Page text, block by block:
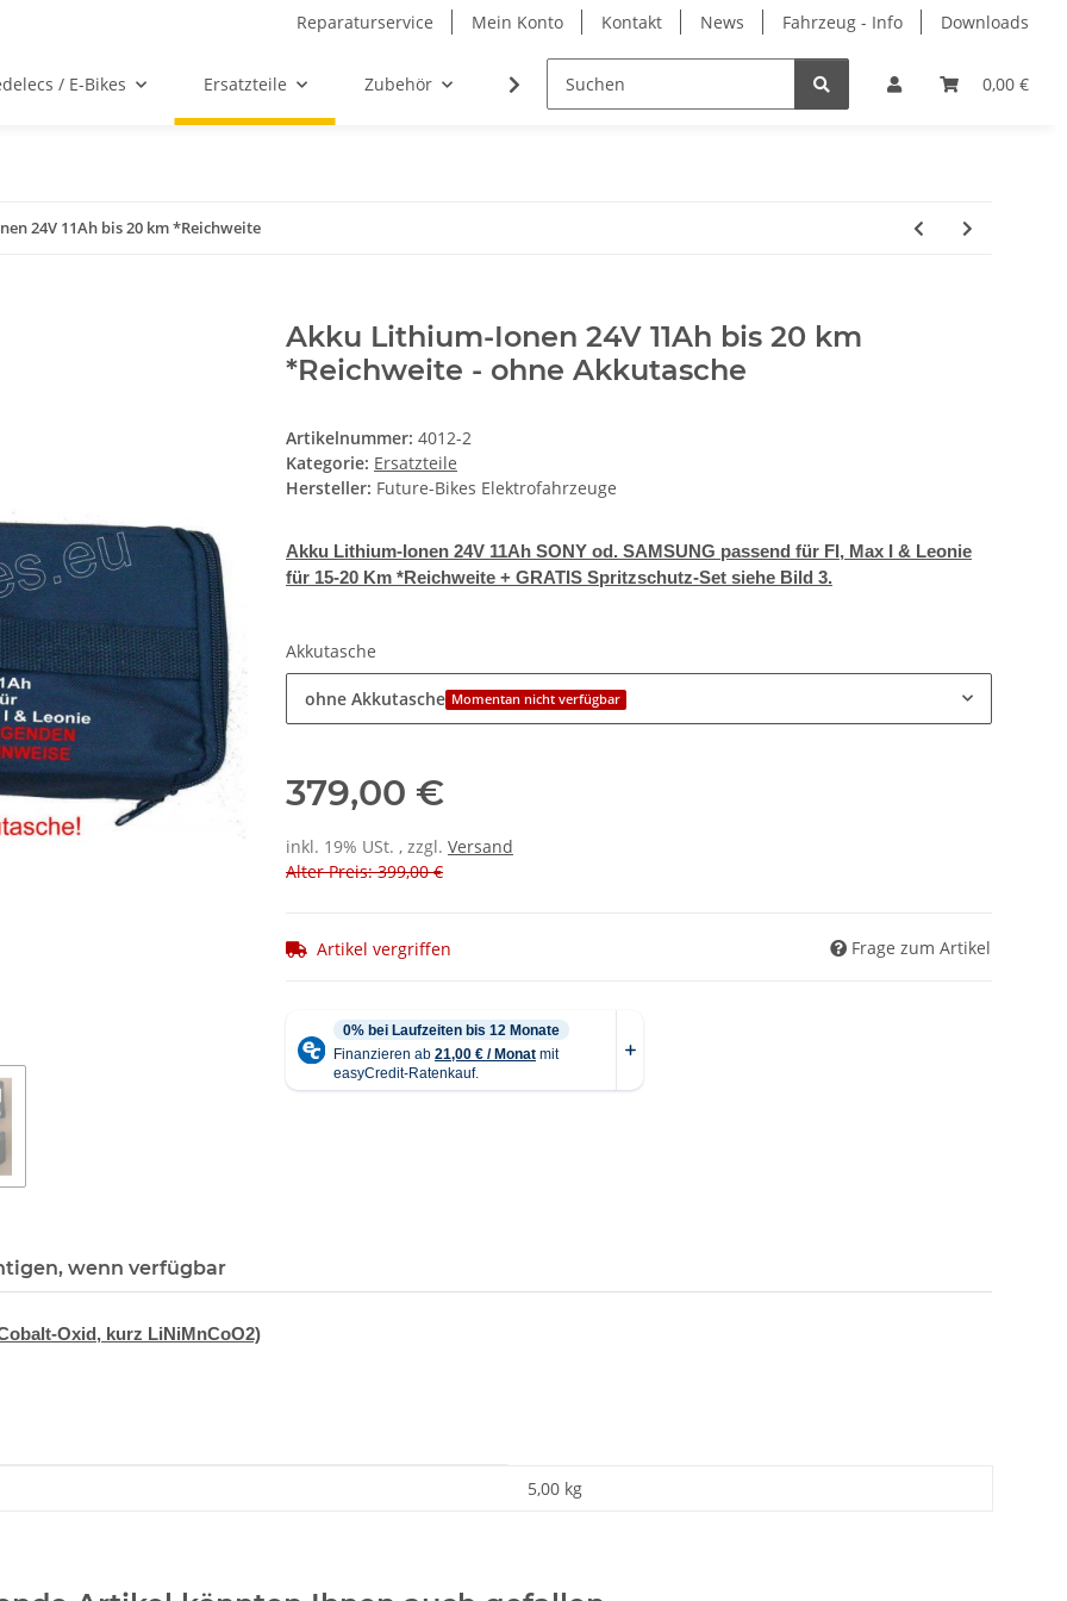
Reparaturservice Mein Konto Kontakt News Fahrzeug - Info Downloads
0,00 €
/ E-Bikes Ersatzteile Zubehör Werbemittel
24V 11Ah bis 20 km *Reichweite
Akku Lithium-Ionen 24V 11Ah bis 20 km
*Reichweite - ohne Akkutasche
Artikelnummer: 4012-2
Kategorie: Ersatzteile
Hersteller: Future-Bikes Elektrofahrzeuge
Akku Lithium-Ionen 24V 11Ah SONY od. SAMSUNG passend für FI, Max I & Leonie
für 15-20 Km *Reichweite + GRATIS Spritzschutz-Set siehe Bild 3.
Akkutasche
ohne Akkutasche Momentan nicht verfügbar
379,00 €
inkl. 19% USt. , zzgl. Versand
Alter Preis: 399,00 €
Artikel vergriffen Frage zum Artikel
wenn verfügbar
Oxid, kurz LiNiMnCoO2)
5,00 kg